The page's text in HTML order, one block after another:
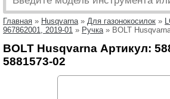
Главная » Husqvarna» Для газонокосилок »
967862001, 2019-01 » Ручка» BOLT
BOLT Husqvarna Артикул:
5881573-02